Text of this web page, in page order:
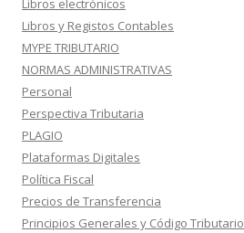
Libros y Registos Contables
MYPE TRIBUTARIO
NORMAS ADMINISTRATIVAS
Personal
Perspectiva Tributaria
PLAGIO
Plataformas Digitales
Política Fiscal
Precios de Transferencia
Principios Generales y Código Tributario